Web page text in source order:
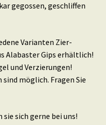
gegossen, geschliffen
Varianten Zier-
Alabaster Gips erhältlich!
und Verzierungen!
sind möglich. Fragen Sie
sie sich gerne bei uns!